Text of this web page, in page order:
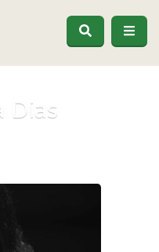
Dias